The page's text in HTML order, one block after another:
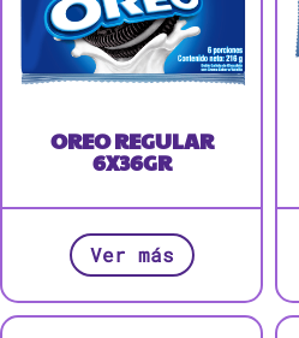
OREO REGULAR
6X36GR
Ver más